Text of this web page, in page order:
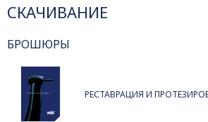
СКАЧИВАНИЕ
БРОШЮРЫ
РЕСТАВРАЦИЯ И